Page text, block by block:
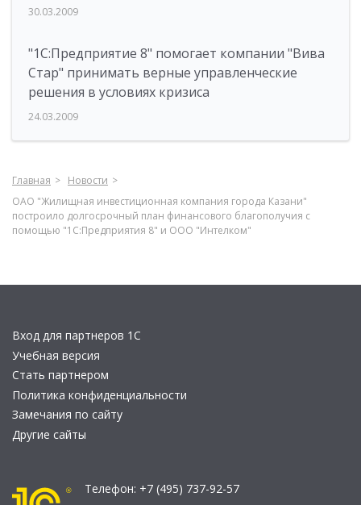
30.03.2009
"1С:Предприятие 8" помогает компании "Вива
Стар" принимать верные управленческие
решения в условиях кризиса
24.03.2009
Главная
Новости
ОАО "Жилищная инвестиционная компания города Казани"
построило долгосрочный план финансового благополучия с
помощью "1С:Предприятия 8" и ООО "Интелком"
Вход для партнеров 1С
Учебная версия
Стать партнером
Политика конфиденциальности
Замечания по сайту
Другие сайты
Телефон: +7 (495) 737-92-57